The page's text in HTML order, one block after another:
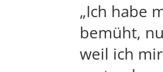
„Ich habe
bemüht,
weil ich